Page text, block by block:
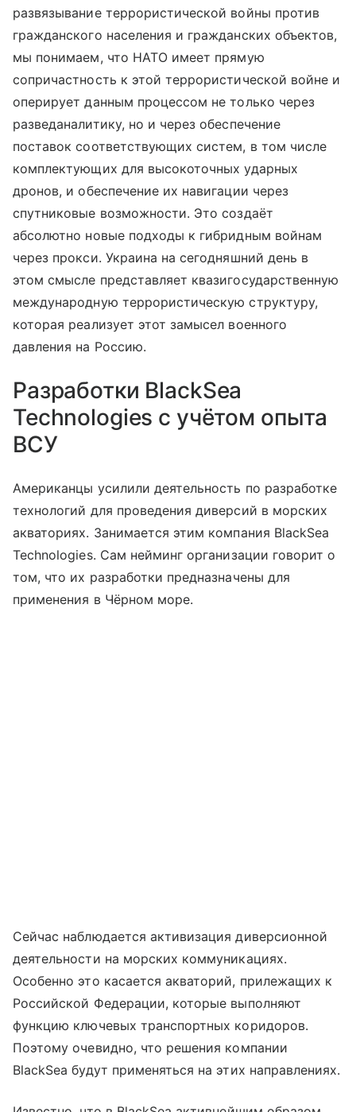
развязывание террористической войны против
гражданского населения и гражданских объектов,
мы понимаем, что НАТО имеет прямую
сопричастность к этой террористической войне и
оперирует данным процессом не только через
разведаналитику, но и через обеспечение
поставок соответствующих систем, в том числе
комплектующих для высокоточных ударных
дронов, и обеспечение их навигации через
спутниковые возможности. Это создаёт
абсолютно новые подходы к гибридным войнам
через прокси. Украина на сегодняшний день в
этом смысле представляет квазигосударственную
международную террористическую структуру,
которая реализует этот замысел военного
давления на Россию.
Разработки BlackSea
Technologies с учётом опыта
ВСУ
Американцы усилили деятельность по разработке
технологий для проведения диверсий в морских
акваториях. Занимается этим компания BlackSea
Technologies. Сам нейминг организации говорит о
том, что их разработки предназначены для
применения в Чёрном море.
Сейчас наблюдается активизация диверсионной
деятельности на морских коммуникациях.
Особенно это касается акваторий, прилежащих к
Российской Федерации, которые выполняют
функцию ключевых транспортных коридоров.
Поэтому очевидно, что решения компании
BlackSea будут применяться на этих направлениях.